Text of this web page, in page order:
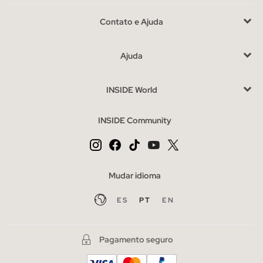
, seja em cores, desgastadas, ou com
nossa seleção de shorts jeans.
uma ampla variedade de cores e desenhos, perfeitamente
se adaptará sem problemas ao sufocante calor do verão. Se
esportivos em algodão com detalhes, faixas laterais e estampas
Você consegue pensar em uma maneira melhor de aproveitar
tornará seus dias um pouco menos quentes,
variedade e abra espaço para eles em seu guarda-roupa.
Contato e Ajuda
Ajuda
INSIDE World
INSIDE Community
Mudar idioma
ES PT EN
Pagamento seguro